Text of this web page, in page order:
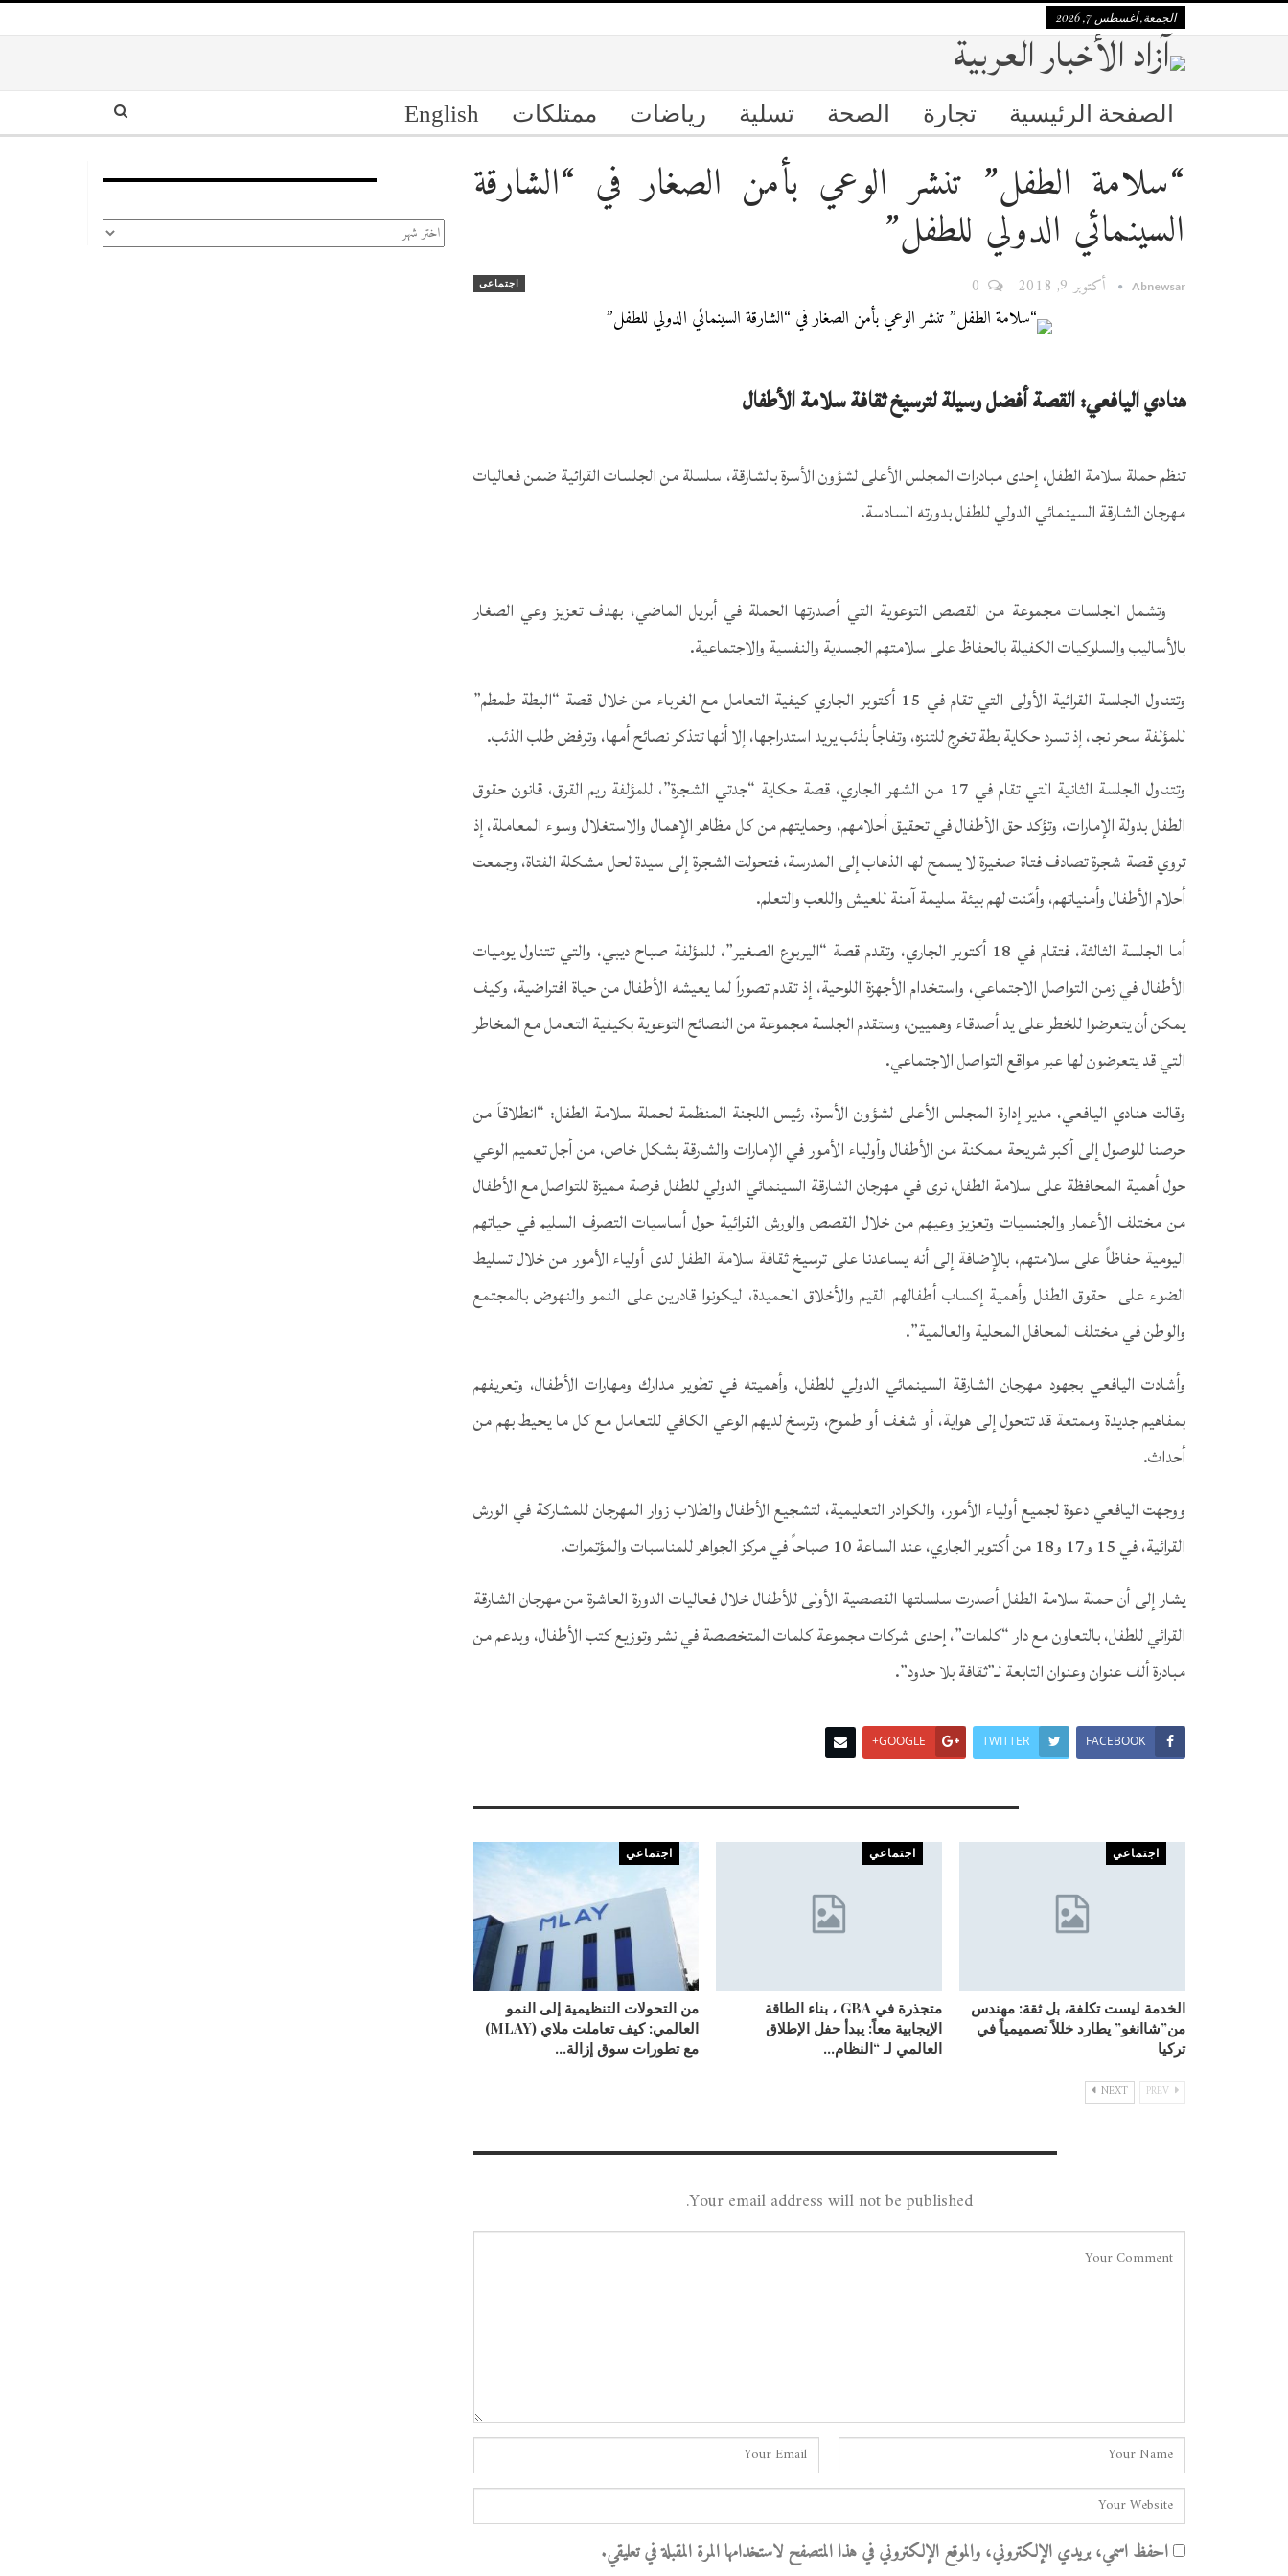
الجمعة, أغسطس 7, 2026
الصفحة الرئيسية تجارة الصحة تسلية رياضات ممتلكات English
“سلامة الطفل” تنشر الوعي بأمن الصغار في “الشارقة
السينمائي الدولي للطفل”
اجتماعي Abnewsar أكتوبر 9, 2018
هنادي اليافعي: القصة أفضل وسيلة لترسيخ ثقافة سلامة الأطفال
تنظم حملة سلامة الطفل، إحدى مبادرات المجلس الأعلى لشؤون الأسرة بالشارقة، سلسلة من الجلسات القرائية ضمن فعاليات
مهرجان الشارقة السينمائي الدولي للطفل بدورته السادسة.
وتشمل الجلسات مجموعة من القصص التوعوية التي أصدرتها الحملة في أبريل الماضي، بهدف تعزيز وعي الصغار
بالأساليب والسلوكيات الكفيلة بالحفاظ على سلامتهم الجسدية والنفسية والاجتماعية.
وتتناول الجلسة القرائية الأولى التي تقام في 15 أكتوبر الجاري كيفية التعامل مع الغرباء من خلال قصة “البطة طمطم”
للمؤلفة سحر نجا، إذ تسرد حكاية بطة تخرج للتنزه، وتفاجأ بذئب يريد استدراجها، إلا أنها تتذكر نصائح أمها، وترفض طلب الذئب.
وتتناول الجلسة الثانية التي تقام في 17 من الشهر الجاري، قصة حكاية “جدتي الشجرة”، للمؤلفة ريم القرق، قانون حقوق
الطفل بدولة الإمارات، وتؤكد حق الأطفال في تحقيق أحلامهم، وحمايتهم من كل مظاهر الإهمال والاستغلال وسوء المعاملة، إذ
تروي قصة شجرة تصادف فتاة صغيرة لا يسمح لها الذهاب إلى المدرسة، فتحولت الشجرة إلى سيدة لحل مشكلة الفتاة، وجمعت
أحلام الأطفال وأمنياتهم، وأمّنت لهم بيئة سليمة آمنة للعيش واللعب والتعلم.
أما الجلسة الثالثة، فتقام في 18 أكتوبر الجاري، وتقدم قصة “اليربوع الصغير”، للمؤلفة صباح ديبي، والتي تتناول يوميات
الأطفال في زمن التواصل الاجتماعي، واستخدام الأجهزة اللوحية، إذ تقدم تصوراً لما يعيشه الأطفال من حياة افتراضية، وكيف
يمكن أن يتعرضوا للخطر على يد أصدقاء وهميين، وستقدم الجلسة مجموعة من النصائح التوعوية بكيفية التعامل مع المخاطر
التي قد يتعرضون لها عبر مواقع التواصل الاجتماعي.
وقالت هنادي اليافعي، مدير إدارة المجلس الأعلى لشؤون الأسرة، رئيس اللجنة المنظمة لحملة سلامة الطفل: “انطلاقاَ من
حرصنا للوصول إلى أكبر شريحة ممكنة من الأطفال وأولياء الأمور في الإمارات والشارقة بشكل خاص، من أجل تعميم الوعي
حول أهمية المحافظة على سلامة الطفل، نرى في مهرجان الشارقة السينمائي الدولي للطفل فرصة مميزة للتواصل مع الأطفال
من مختلف الأعمار والجنسيات وتعزيز وعيهم من خلال القصص والورش القرائية حول أساسيات التصرف السليم في حياتهم
اليومية حفاظاً على سلامتهم، بالإضافة إلى أنه يساعدنا على ترسيخ ثقافة سلامة الطفل لدى أولياء الأمور من خلال تسليط
الضوء على حقوق الطفل وأهمية إكساب أطفالهم القيم والأخلاق الحميدة، ليكونوا قادرين على النمو والنهوض بالمجتمع
والوطن في مختلف المحافل المحلية والعالمية”.
وأشادت اليافعي بجهود مهرجان الشارقة السينمائي الدولي للطفل، وأهميته في تطوير مدارك ومهارات الأطفال، وتعريفهم
بمفاهيم جديدة وممتعة قد تتحول إلى هواية، أو شغف أو طموح، وترسخ لديهم الوعي الكافي للتعامل مع كل ما يحيط بهم من
أحداث.
ووجهت اليافعي دعوة لجميع أولياء الأمور، والكوادر التعليمية، لتشجيع الأطفال والطلاب زوار المهرجان للمشاركة في الورش
القرائية، في 15 و17 و18 من أكتوبر الجاري، عند الساعة 10 صباحاً في مركز الجواهر للمناسبات والمؤتمرات.
يشار إلى أن حملة سلامة الطفل أصدرت سلسلتها القصصية الأولى للأطفال خلال فعاليات الدورة العاشرة من مهرجان الشارقة
القرائي للطفل، بالتعاون مع دار “كلمات”، إحدى شركات مجموعة كلمات المتخصصة في نشر وتوزيع كتب الأطفال، وبدعم من
مبادرة ألف عنوان وعنوان التابعة لـ”ثقافة بلا حدود”.
FACEBOOK
TWITTER
GOOGLE+
اجتماعي
الخدمة ليست تكلفة، بل ثقة: مهندس
من”شاانغو” يطارد خللاً تصميمياً في
تركيا
اجتماعي
متجذرة في GBA ، بناء الطاقة
الإيجابية معاً: يبدأ حفل الإطلاق
العالمي لـ “النظام…
اجتماعي
من التحولات التنظيمية إلى النمو
العالمي: كيف تعاملت ملاي (MLAY)
مع تطورات سوق إزالة…
NEXT
Your email address will not be published.
احفظ اسمي، بريدي الإلكتروني، والموقع الإلكتروني في هذا المتصفح لاستخدامها المرة المقبلة في تعليقي.
الأرشيف